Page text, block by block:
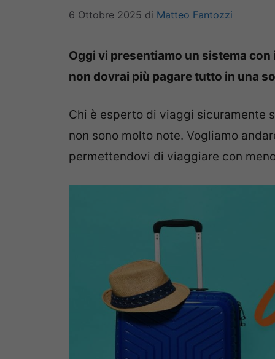
6 Ottobre 2025 di Matteo Fantozzi
Oggi vi presentiamo un sistema
non dovrai più pagare tutto in una
Chi è esperto di viaggi sicuramente
non sono molto note. Vogliamo
permettendovi di viaggiare con